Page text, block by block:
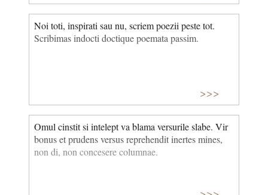
Noi toti, inspirati sau nu, scriem poezii peste tot.
Scribimas indocti doctique poemata passim.
>>>
Omul cinstit si intelept va blama versurile slabe. Vir
bonus et prudens versus reprehendit inertes mines,
non di, non concesere columnae.